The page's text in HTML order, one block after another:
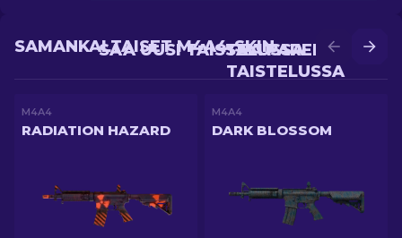
SAA PAREMPI
TAISTELUSSA
SAA UUSI TAISTELUSSA
SAMANKALTAISET M4A4-SKIN
M4A4
RADIATION HAZARD
M4A4
DARK BLOSSOM